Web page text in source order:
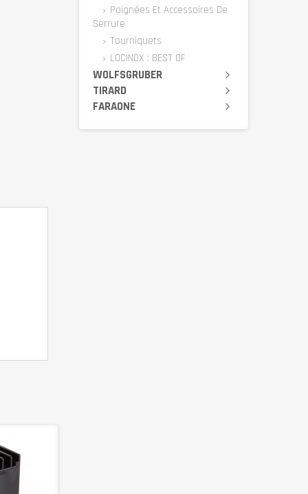
Poignées Et Accessoires De
Serrure
Tourniquets
LOCINOX : BEST OF
WOLFSGRUBER
TIRARD
FARAONE